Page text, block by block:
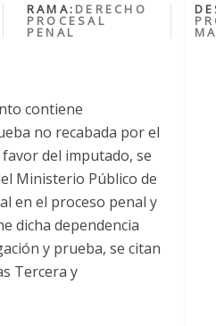
RAMA: DERECHO
PROCESAL
PENAL
contiene
no recabada por el
del imputado, se
Ministerio Público de
en el proceso penal y
dicha dependencia
y prueba, se citan
Tercera y